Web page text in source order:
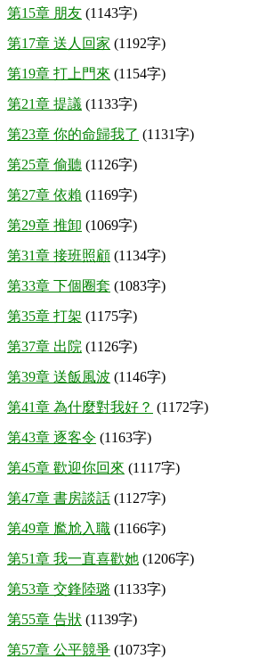
第15章 朋友 (1143字)
第17章 送人回家 (1192字)
第19章 打上門來 (1154字)
第21章 提議 (1133字)
第23章 你的命歸我了 (1131字)
第25章 偷聽 (1126字)
第27章 依賴 (1169字)
第29章 推卸 (1069字)
第31章 接班照顧 (1134字)
第33章 下個圈套 (1083字)
第35章 打架 (1175字)
第37章 出院 (1126字)
第39章 送飯風波 (1146字)
第41章 為什麼對我好？ (1172字)
第43章 逐客令 (1163字)
第45章 歡迎你回來 (1117字)
第47章 書房談話 (1127字)
第49章 尷尬入職 (1166字)
第51章 我一直喜歡她 (1206字)
第53章 交鋒陸璐 (1133字)
第55章 告狀 (1139字)
第57章 公平競爭 (1073字)